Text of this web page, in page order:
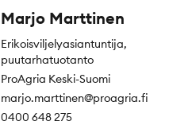
Marjo Marttinen
Erikoisviljelyasiantuntija,
puutarhatuotanto
ProAgria Keski-Suomi
marjo.marttinen@proagria.fi
0400 648 275